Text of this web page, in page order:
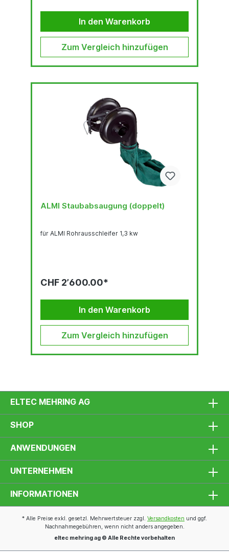
In den Warenkorb
Zum Vergleich hinzufügen
ALMI Staubabsaugung (doppelt)
für ALMI Rohrausschleifer 1,3 kw
CHF 2’600.00*
In den Warenkorb
Zum Vergleich hinzufügen
ELTEC MEHRING AG
SHOP
ANWENDUNGEN
UNTERNEHMEN
INFORMATIONEN
* Alle Preise exkl. gesetzl. Mehrwertsteuer zzgl. Versandkosten und ggf.
Nachnahmegebühren, wenn nicht anders angegeben.
eltec mehring ag © Alle Rechte vorbehalten